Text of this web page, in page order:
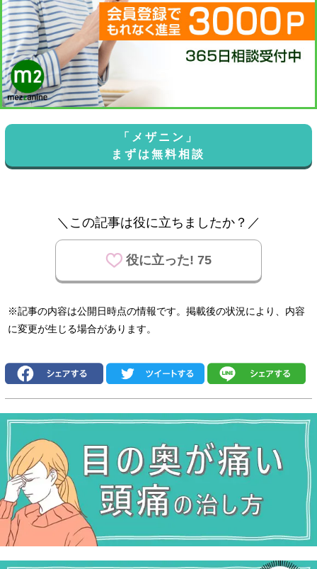
「メザニン」
まずは無料相談
＼この記事は役に立ちましたか？／
役に立った! 75
※記事の内容は公開日時点の情報です。掲載後の状況により、内容
に変更が生じる場合があります。